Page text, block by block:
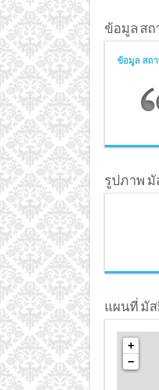
ข้อมูล ส
ข้อมูล สถ
รูปภาพ
แผนที่ มั
+
−